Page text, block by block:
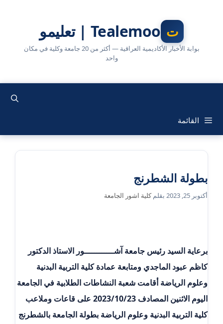
Tealemoo | تعليمو
بوابة الأخبار الأكاديمية العراقية — أكثر من 20 جامعة وكلية في مكان
واحد
القائمة
بطولة الشطرنج
أكتوبر 25, 2023 بقلمكلية اشور الجامعة
برعاية السيد رئيس جامعة آشــــــــــــور الاستاذ الدكتور
كاظم عبود الماجدي ومتابعة عمادة كلية التربية البدنية
وعلوم الرياضة أقامت شعبة النشاطات الطلابية في الجامعة
اليوم الاثنين المصادف 2023/10/23 على قاعات وملاعب
كلية التربية البدنية وعلوم الرياضة بطولة الجامعة بالشطرنج